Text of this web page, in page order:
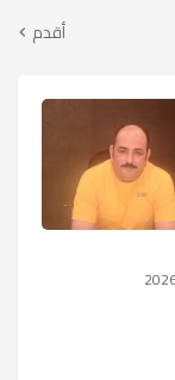
أقدم